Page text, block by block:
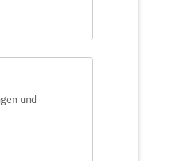
und